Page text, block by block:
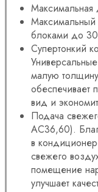
блоками до
Супертонкий
малую
обеспечивает
вид и
Подача
AC36,60).
в
свежего
помещение
улучшает